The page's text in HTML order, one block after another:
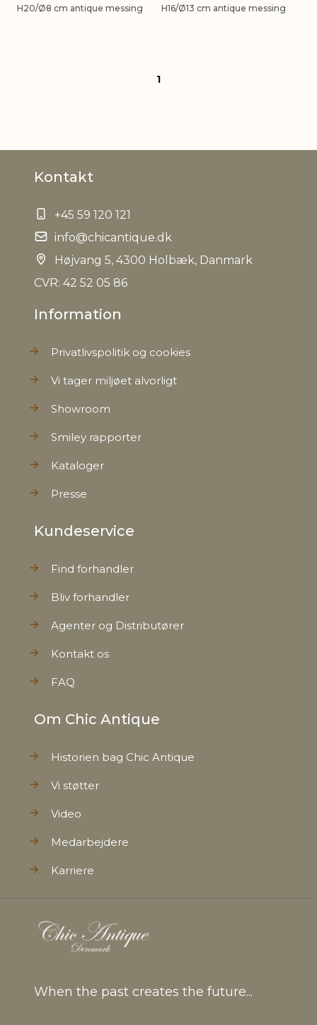
H20/Ø8 cm antique messing H16/Ø13 cm antique messing
1
Kontakt
+45 59 120 121
info@chicantique.dk
Højvang 5, 4300 Holbæk, Danmark
CVR: 42 52 05 86
Information
Privatlivspolitik og cookies
Vi tager miljøet alvorligt
Showroom
Smiley rapporter
Kataloger
Presse
Kundeservice
Find forhandler
Bliv forhandler
Agenter og Distributører
Kontakt os
FAQ
Om Chic Antique
Historien bag Chic Antique
Vi støtter
Video
Medarbejdere
Karriere
When the past creates the future...